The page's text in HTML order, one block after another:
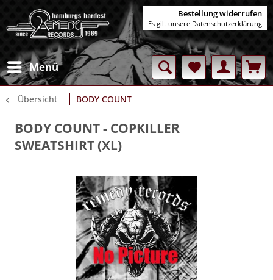
Menü
Übersicht BODY COUNT
BODY COUNT- COPKILLER
SWEATSHIRT (XL)
Bestellung widerrufen
Es gilt unsere Datenschutzerklärung